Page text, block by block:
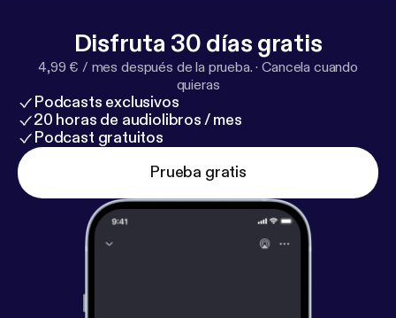
Disfruta 30 días gratis
4,99 € / mes después de la prueba. ·Cancela cuando
quieras
Podcasts exclusivos
20 horas de audiolibros / mes
Podcast gratuitos
Prueba gratis